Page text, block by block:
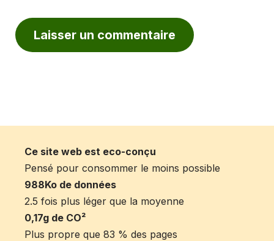
Ce site web est eco-conçu
Pensé pour consommer le moins possible
988Ko de données
2.5 fois plus léger que la moyenne
0,17g de CO²
Plus propre que 83 % des pages